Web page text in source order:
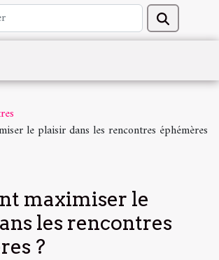
le plaisir dans les rencontres éphémères
maximiser le
les rencontres
?